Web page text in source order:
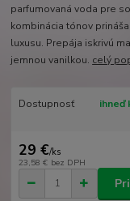
parfumovaná voda pre
kombinácia tónov
luxusu. Prepája iskrivú
jemnou vanilkou. celý
Dostupnosť ihneď
29 €/ks
23,58 € bez DPH